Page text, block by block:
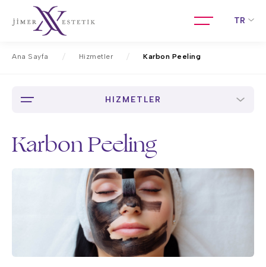
TR
Ana Sayfa Hizmetler Karbon Peeling
HIZMETLER
Karbon Peeling